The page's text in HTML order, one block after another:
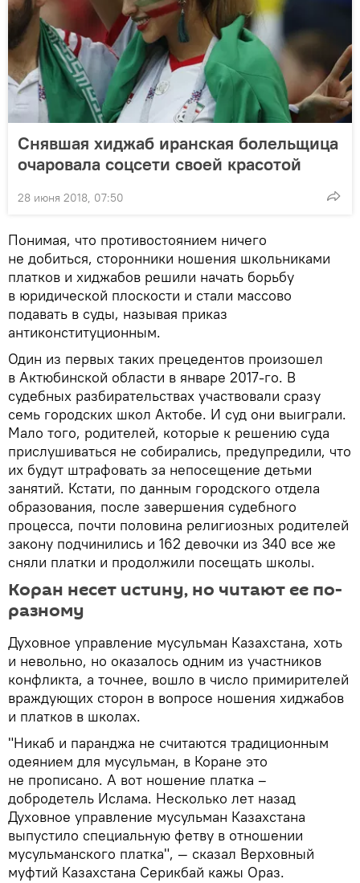
Снявшая хиджаб иранская болельщица
очаровала соцсети своей красотой
28 июня 2018, 07:50
Понимая, что противостоянием ничего
не добиться, сторонники ношения школьниками
платков и хиджабов решили начать борьбу
в юридической плоскости и стали массово
подавать в суды, называя приказ
антиконституционным.
Один из первых таких прецедентов произошел
в Актюбинской области в январе 2017-го. В
судебных разбирательствах участвовали сразу
семь городских школ Актобе. И суд они выиграли.
Мало того, родителей, которые к решению суда
прислушиваться не собирались, предупредили, что
их будут штрафовать за непосещение детьми
занятий. Кстати, по данным городского отдела
образования, после завершения судебного
процесса, почти половина религиозных родителей
закону подчинились и 162 девочки из 340 все же
сняли платки и продолжили посещать школы.
Коран несет истину, но читают ее по-
разному
Духовное управление мусульман Казахстана, хоть
и невольно, но оказалось одним из участников
конфликта, а точнее, вошло в число примирителей
враждующих сторон в вопросе ношения хиджабов
и платков в школах.
"Никаб и паранджа не считаются традиционным
одеянием для мусульман, в Коране это
не прописано. А вот ношение платка –
добродетель Ислама. Несколько лет назад
Духовное управление мусульман Казахстана
выпустило специальную фетву в отношении
мусульманского платка", — сказал Верховный
муфтий Казахстана Серикбай кажы Ораз.